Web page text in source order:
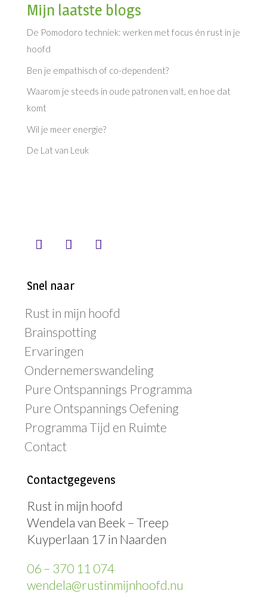
Mijn laatste blogs
De Pomodoro techniek: werken met focus én rust in je
hoofd
Ben je empathisch of co-dependent?
Waarom je steeds in oude patronen valt, en hoe dat
komt
Wil je meer energie?
De Lat van Leuk
Snel naar
Rust in mijn hoofd
Brainspotting
Ervaringen
Ondernemerswandeling
Pure Ontspannings Programma
Pure Ontspannings Oefening
Programma Tijd en Ruimte
Contact
Contactgegevens
Rust in mijn hoofd
Wendela van Beek – Treep
Kuyperlaan 17 in Naarden
06 – 370 11 074
wendela@rustinmijnhoofd.nu